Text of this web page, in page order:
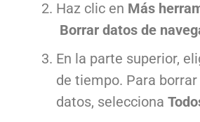
Haz clic en Más
Borrar datos de
En la parte superior,
de tiempo. Para
datos, selecciona